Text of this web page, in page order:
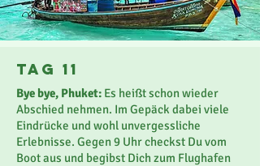
Tag 11
Bye bye, Phuket: Es heißt schon wieder
Abschied nehmen. Im Gepäck dabei viele
Eindrücke und wohl unvergessliche
Erlebnisse. Gegen 9 Uhr checkst Du vom
Boot aus und begibst Dich zum Flughafen